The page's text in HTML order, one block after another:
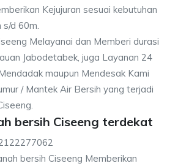
Kejujuran sesuai kebutuhan
s/d 60m.
Melayanai dan Memberi durasi
Jabodetabek, juga Layanan 24
maupun Mendesak Kami
/ Mantek Air Bersih yang terjadi
bersih Ciseeng terdekat
bersih Ciseeng Memberikan